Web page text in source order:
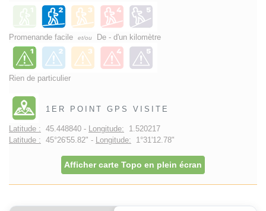
Promenande facile et/ou De - d'un kilomètre
Rien de particulier
1ER POINT GPS VISITE
Latitude : 45.448840 - Longitude: 1.520217
Latitude : 45°26'55.82" - Longitude: 1°31'12.78"
Afficher carte Topo en plein écran